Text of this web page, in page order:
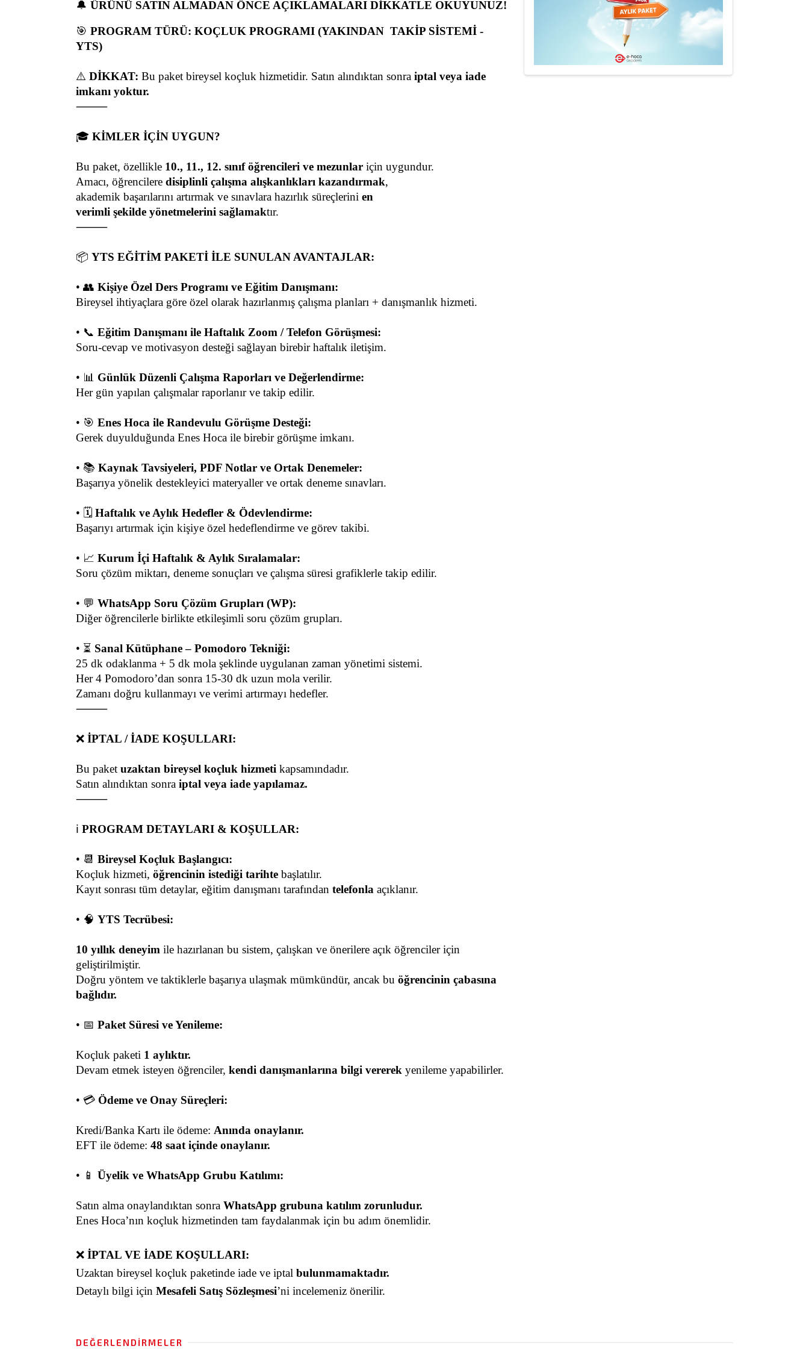
🔔 ÜRÜNÜ SATIN ALMADAN ÖNCE AÇIKLAMALARI DİKKATLE OKUYUNUZ!
🎯 PROGRAM TÜRÜ: KOÇLUK PROGRAMI (YAKINDAN  TAKİP SİSTEMİ -
YTS)
⚠️ DİKKAT: Bu paket bireysel koçluk hizmetidir. Satın alındıktan sonra iptal veya iade
imkanı yoktur.
⸻
🎓 KİMLER İÇİN UYGUN?
Bu paket, özellikle 10., 11., 12. sınıf öğrencileri ve mezunlar için uygundur.
Amacı, öğrencilere disiplinli çalışma alışkanlıkları kazandırmak,
akademik başarılarını artırmak ve sınavlara hazırlık süreçlerini en
verimli şekilde yönetmelerini sağlamaktır.
⸻
📦 YTS EĞİTİM PAKETİ İLE SUNULAN AVANTAJLAR:
• 👥 Kişiye Özel Ders Programı ve Eğitim Danışmanı:
Bireysel ihtiyaçlara göre özel olarak hazırlanmış çalışma planları + danışmanlık hizmeti.
• 📞 Eğitim Danışmanı ile Haftalık Zoom / Telefon Görüşmesi:
Soru-cevap ve motivasyon desteği sağlayan birebir haftalık iletişim.
• 📊 Günlük Düzenli Çalışma Raporları ve Değerlendirme:
Her gün yapılan çalışmalar raporlanır ve takip edilir.
• 🎯 Enes Hoca ile Randevulu Görüşme Desteği:
Gerek duyulduğunda Enes Hoca ile birebir görüşme imkanı.
• 📚 Kaynak Tavsiyeleri, PDF Notlar ve Ortak Denemeler:
Başarıya yönelik destekleyici materyaller ve ortak deneme sınavları.
• 🗓️ Haftalık ve Aylık Hedefler & Ödevlendirme:
Başarıyı artırmak için kişiye özel hedeflendirme ve görev takibi.
• 📈 Kurum İçi Haftalık & Aylık Sıralamalar:
Soru çözüm miktarı, deneme sonuçları ve çalışma süresi grafiklerle takip edilir.
• 💬 WhatsApp Soru Çözüm Grupları (WP):
Diğer öğrencilerle birlikte etkileşimli soru çözüm grupları.
• ⏳ Sanal Kütüphane – Pomodoro Tekniği:
25 dk odaklanma + 5 dk mola şeklinde uygulanan zaman yönetimi sistemi.
Her 4 Pomodoro’dan sonra 15-30 dk uzun mola verilir.
Zamanı doğru kullanmayı ve verimi artırmayı hedefler.
⸻
❌ İPTAL / İADE KOŞULLARI:
Bu paket uzaktan bireysel koçluk hizmeti kapsamındadır.
Satın alındıktan sonra iptal veya iade yapılamaz.
⸻
ℹ️ PROGRAM DETAYLARI & KOŞULLAR:
• 📆 Bireysel Koçluk Başlangıcı:
Koçluk hizmeti, öğrencinin istediği tarihte başlatılır.
Kayıt sonrası tüm detaylar, eğitim danışmanı tarafından telefonla açıklanır.
• 🧠 YTS Tecrübesi:
10 yıllık deneyim ile hazırlanan bu sistem, çalışkan ve önerilere açık öğrenciler için
geliştirilmiştir.
Doğru yöntem ve taktiklerle başarıya ulaşmak mümkündür, ancak bu öğrencinin çabasına
bağlıdır.
• 📅 Paket Süresi ve Yenileme:
Koçluk paketi 1 aylıktır.
Devam etmek isteyen öğrenciler, kendi danışmanlarına bilgi vererek yenileme yapabilirler.
• 💳 Ödeme ve Onay Süreçleri:
Kredi/Banka Kartı ile ödeme: Anında onaylanır.
EFT ile ödeme: 48 saat içinde onaylanır.
• 📱 Üyelik ve WhatsApp Grubu Katılımı:
Satın alma onaylandıktan sonra WhatsApp grubuna katılım zorunludur.
Enes Hoca’nın koçluk hizmetinden tam faydalanmak için bu adım önemlidir.
❌ İPTAL VE İADE KOŞULLARI:
Uzaktan bireysel koçluk paketinde iade ve iptal bulunmamaktadır.
Detaylı bilgi için Mesafeli Satış Sözleşmesi’ni incelemeniz önerilir.
DEĞERLENDIRMELER